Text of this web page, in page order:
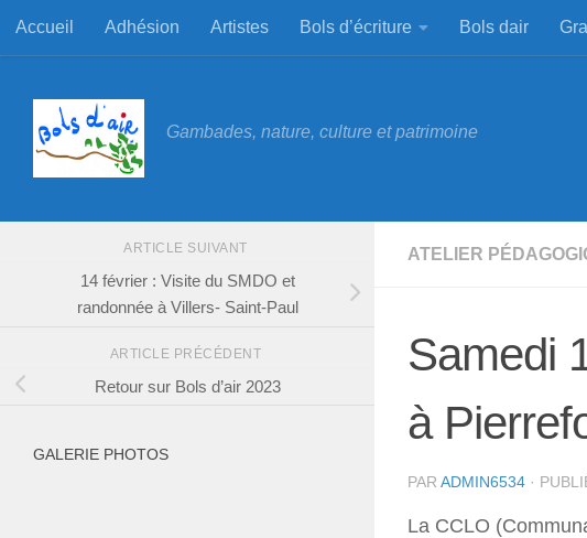
Skip to content
Accueil Adhésion Artistes Bols d’écriture Bols dair
Gambades, nature, culture et patrimoine
ATELIER
Samedi
à
PAR ADMIN6534 ·
La CCLO
ARTICLE SUIVANT
14 février : Visite du SMDO et
randonnée à Villers- Saint-Paul
ARTICLE PRÉCÉDENT
Retour sur Bols d’air 2023
GALERIE PHOTOS